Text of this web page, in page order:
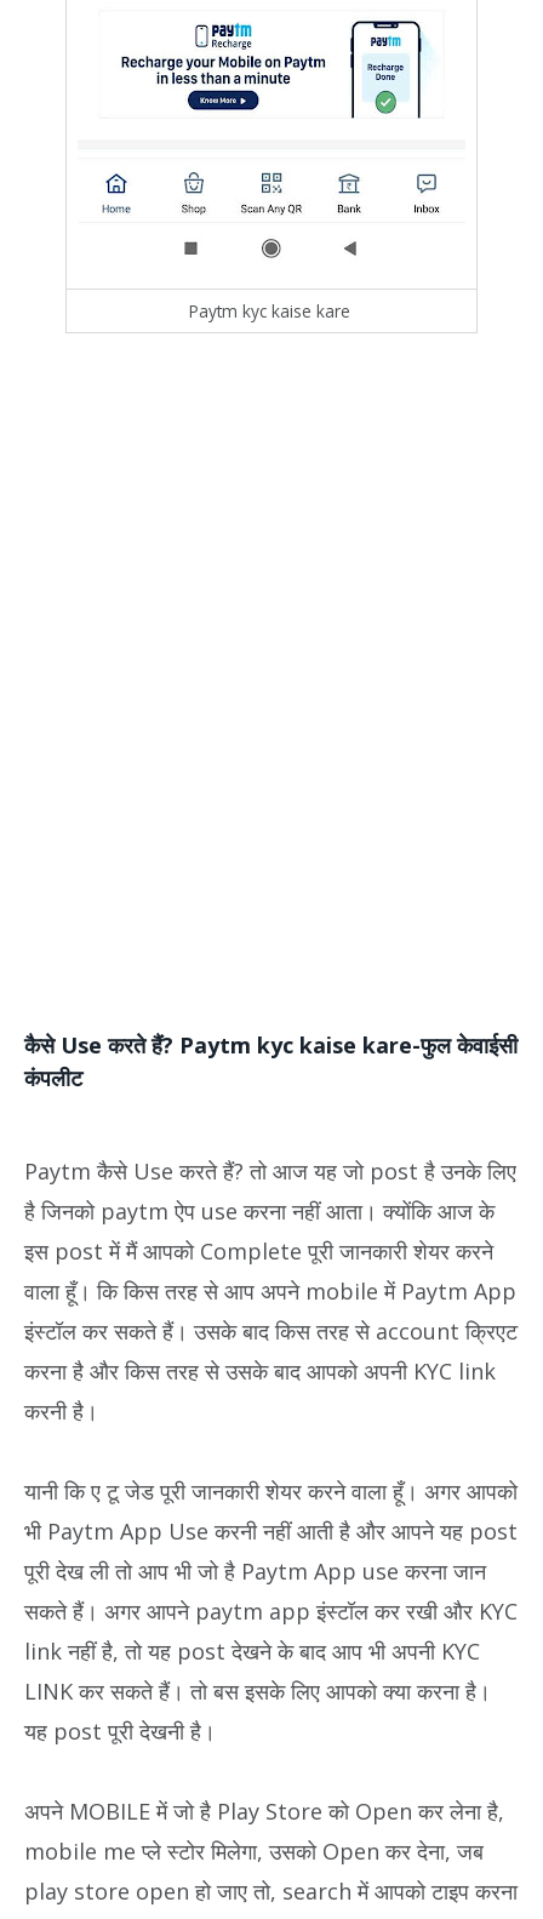
Paytm kyc kaise kare
कैसे Use करते हैं? Paytm kyc kaise kare-फुल केवाईसी
कंपलीट
Paytm कैसे Use करते हैं? तो आज यह जो post है उनके लिए
है जिनको paytm ऐप use करना नहीं आता। क्योंकि आज के
इस post में मैं आपको Complete पूरी जानकारी शेयर करने
वाला हूँ। कि किस तरह से आप अपने mobile में Paytm App
इंस्टॉल कर सकते हैं। उसके बाद किस तरह से account क्रिएट
करना है और किस तरह से उसके बाद आपको अपनी KYC link
करनी है।
यानी कि ए टू जेड पूरी जानकारी शेयर करने वाला हूँ। अगर आपको
भी Paytm App Use करनी नहीं आती है और आपने यह post
पूरी देख ली तो आप भी जो है Paytm App use करना जान
सकते हैं। अगर आपने paytm app इंस्टॉल कर रखी और KYC
link नहीं है, तो यह post देखने के बाद आप भी अपनी KYC
LINK कर सकते हैं। तो बस इसके लिए आपको क्या करना है।
यह post पूरी देखनी है।
अपने MOBILE में जो है Play Store को Open कर लेना है,
mobile me प्ले स्टोर मिलेगा, उसको Open कर देना, जब
play store open हो जाए तो, search में आपको टाइप करना